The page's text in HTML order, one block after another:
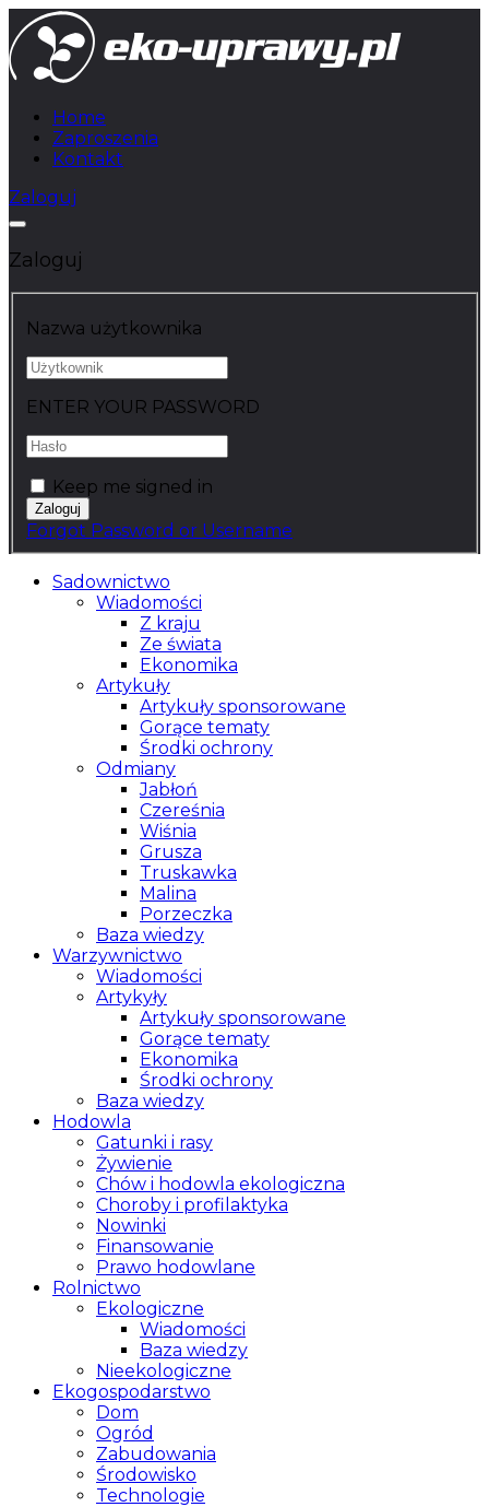
Home
Zaproszenia
Kontakt
Zaloguj
Zaloguj
Nazwa użytkownika
ENTER YOUR PASSWORD
Keep me signed in
Forgot Password or Username
Sadownictwo
Wiadomości
Z kraju
Ze świata
Ekonomika
Artykuły
Artykuły sponsorowane
Gorące tematy
Środki ochrony
Odmiany
Jabłoń
Czereśnia
Wiśnia
Grusza
Truskawka
Malina
Porzeczka
Baza wiedzy
Warzywnictwo
Wiadomości
Artykyły
Artykuły sponsorowane
Gorące tematy
Ekonomika
Środki ochrony
Baza wiedzy
Hodowla
Gatunki i rasy
Żywienie
Chów i hodowla ekologiczna
Choroby i profilaktyka
Nowinki
Finansowanie
Prawo hodowlane
Rolnictwo
Ekologiczne
Wiadomości
Baza wiedzy
Nieekologiczne
Ekogospodarstwo
Dom
Ogród
Zabudowania
Środowisko
Technologie